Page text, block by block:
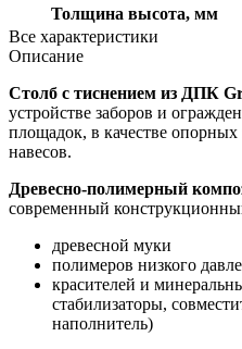
Толщина высота, мм
Все характеристики
Описание
Столб с тиснением из ДПК
устройстве заборов и
площадок, в качестве опорных
навесов.
Древесно-полимерный
современный
древесной муки
полимеров низкого
красителей и
стабилизаторы,
наполнитель)